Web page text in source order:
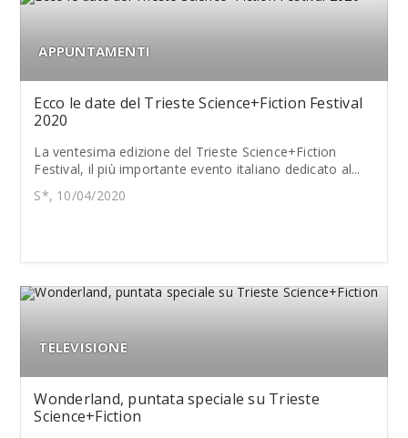
APPUNTAMENTI
Ecco le date del Trieste Science+Fiction Festival
2020
La ventesima edizione del Trieste Science+Fiction
Festival, il più importante evento italiano dedicato al...
S*, 10/04/2020
TELEVISIONE
Wonderland, puntata speciale su Trieste
Science+Fiction